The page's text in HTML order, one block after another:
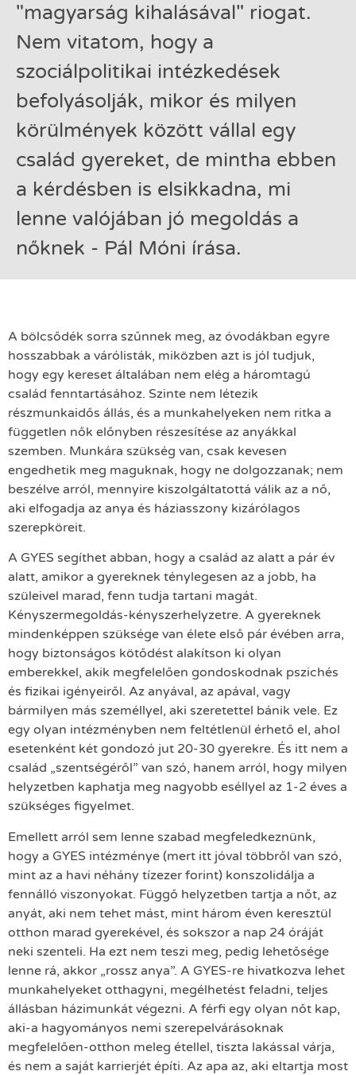
"magyarság kihalásával" riogat.
Nem vitatom, hogy a
szociálpolitikai intézkedések
befolyásolják, mikor és milyen
körülmények között vállal egy
család gyereket, de mintha ebben
a kérdésben is elsikkadna, mi
lenne valójában jó megoldás a
nőknek - Pál Móni írása.
A bölcsődék sorra szűnnek meg, az óvodákban egyre
hosszabbak a várólisták, miközben azt is jól tudjuk,
hogy egy kereset általában nem elég a háromtagú
család fenntartásához. Szinte nem létezik
részmunkaidős állás, és a munkahelyeken nem ritka a
független nők előnyben részesítése az anyákkal
szemben. Munkára szükség van, csak kevesen
engedhetik meg maguknak, hogy ne dolgozzanak; nem
beszélve arról, mennyire kiszolgáltatottá válik az a nő,
aki elfogadja az anya és háziasszony kizárólagos
szerepköreit.
A GYES segíthet abban, hogy a család az alatt a pár év
alatt, amikor a gyereknek ténylegesen az a jobb, ha
szüleivel marad, fenn tudja tartani magát.
Kényszermegoldás-kényszerhelyzetre. A gyereknek
mindenképpen szüksége van élete első pár évében arra,
hogy biztonságos kötődést alakítson ki olyan
emberekkel, akik megfelelően gondoskodnak pszichés
és fizikai igényeiről. Az anyával, az apával, vagy
bármilyen más személlyel, aki szeretettel bánik vele. Ez
egy olyan intézményben nem feltétlenül érhető el, ahol
esetenként két gondozó jut 20-30 gyerekre. És itt nem a
család „szentségéről” van szó, hanem arról, hogy milyen
helyzetben kaphatja meg nagyobb eséllyel az 1-2 éves a
szükséges figyelmet.
Emellett arról sem lenne szabad megfeledkeznünk,
hogy a GYES intézménye (mert itt jóval többről van szó,
mint az a havi néhány tízezer forint) konszolidálja a
fennálló viszonyokat. Függő helyzetben tartja a nőt, az
anyát, aki nem tehet mást, mint három éven keresztül
otthon marad gyerekével, és sokszor a nap 24 óráját
neki szenteli. Ha ezt nem teszi meg, pedig lehetősége
lenne rá, akkor „rossz anya”. A GYES-re hivatkozva lehet
munkahelyeket otthagyni, megélhetést feladni, teljes
állásban házimunkát végezni. A férfi egy olyan nőt kap,
aki-a hagyományos nemi szerepelvárásoknak
megfelelően-otthon meleg étellel, tiszta lakással várja,
és nem a saját karrierjét építi. Az apa az, aki eltartja most